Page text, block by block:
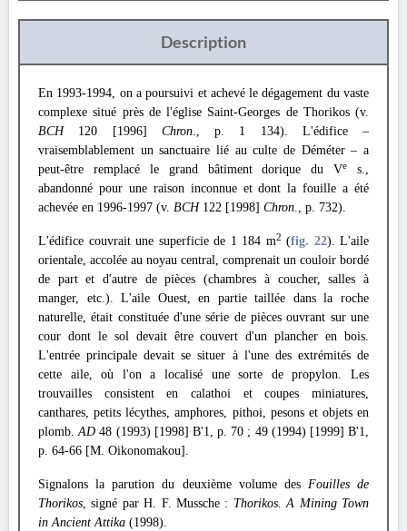
Description
En 1993-1994, on a poursuivi et achevé le dégagement du vaste
complexe situé près de l'église Saint-Georges de Thorikos (v.
BCH120 [1996] Chron., p. 1 134). L'édifice –
vraisemblablement un sanctuaire lié au culte de Déméter – a
peut-être remplacé le grand bâtiment dorique du Ve
s.,
abandonné pour une raison inconnue et dont la fouille a été
achevée en 1996-1997 (v. BCH122 [1998] Chron., p. 732).
L'édifice couvrait une superficie de 1 184 m2 (fig. 22). L'aile
orientale, accolée au noyau central, comprenait un couloir bordé
de part et d'autre de pièces (chambres à coucher, salles à
manger, etc.). L'aile Ouest, en partie taillée dans la roche
naturelle, était constituée d'une série de pièces ouvrant sur une
cour dont le sol devait être couvert d'un plancher en bois.
L'entrée principale devait se situer à l'une des extrémités de
cette aile, où l'on a localisé une sorte de propylon. Les
trouvailles consistent en calathoi et coupes miniatures,
canthares, petits lécythes, amphores, pithoi, pesons et objets en
plomb.AD 48 (1993) [1998] Β'1, p. 70 ; 49 (1994) [1999] Β'1,
p. 64-66 [M. Oikonomakou].
Signalons la parution du deuxième volume des Fouilles de
Thorikos, signé par H. F. Mussche : Thorikos. A Mining Town
in Ancient Attika (1998).